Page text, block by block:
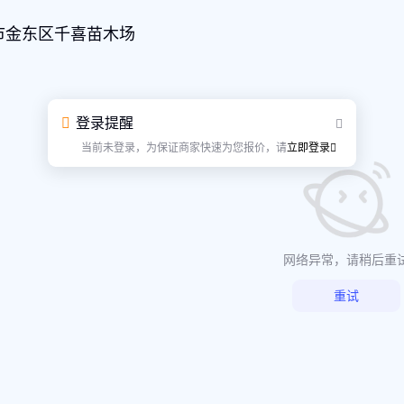
金东区千喜苗木场
登录提醒
当前未登录，为保证商家快速为您报价，请立即登录
网络异常，请稍后重
重试